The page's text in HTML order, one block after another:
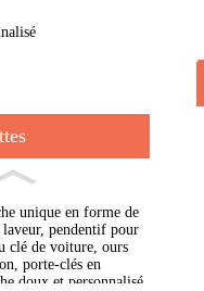
unique en forme de
laveur, pendentif pour
clé de voiture, ours
porte-clés en
doux et personnalisé.